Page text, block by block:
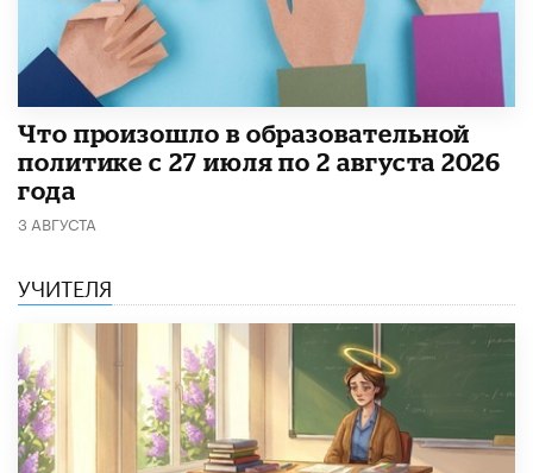
​Что произошло в образовательной
политике с 27 июля по 2 августа 2026
года
3 АВГУСТА
УЧИТЕЛЯ